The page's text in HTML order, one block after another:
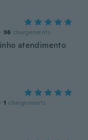
· 36 chargements
atendimento
· 1 chargements